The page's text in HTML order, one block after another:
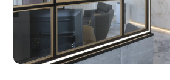
按部位・疾病搜索
按检查・术式・
搜索美容医疗